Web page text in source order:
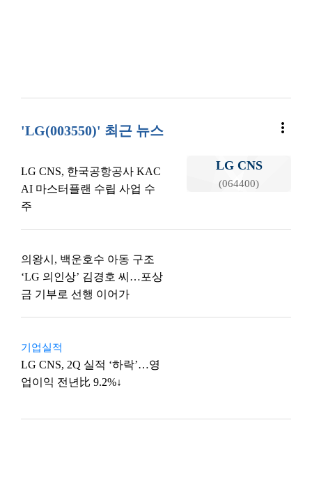
'LG(003550)' 최근 뉴스 more_vert
LG CNS
(064400)
LG CNS, 한국공항공사 KAC
AI 마스터플랜 수립 사업 수
주
의왕시, 백운호수 아동 구조
‘LG 의인상’ 김경호 씨…포상
금 기부로 선행 이어가
기업실적
LG CNS, 2Q 실적 ‘하락’…영
업이익 전년比 9.2%↓